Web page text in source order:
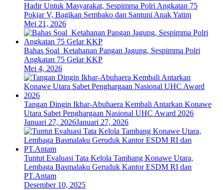
Hadir Untuk Masyarakat, Sespimma Polri Angkatan 75
Pokjar V, Bagikan Sembako dan Santuni Anak Yatim
Mei 21, 2026
Bahas Soal Ketahanan Pangan Jagung, Sespimma Polri
Angkatan 75 Gelar KKP
Mei 4, 2026
Tangan Dingin Ikbar-Abuhaera Kembali Antarkan Konawe
Utara Sabet Penghargaan Nasional UHC Award 2026
Januari 27, 2026Januari 27, 2026
Tuntut Evaluasi Tata Kelola Tambang Konawe Utara,
Lembaga Basmalaku Geruduk Kantor ESDM RI dan
PT.Antam
Desember 10, 2025